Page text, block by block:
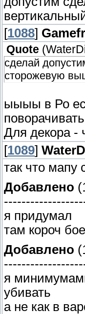
[1088]
Quote (
сделай
сторожевую
ыыыы в Ро
Для декора -
[1089]
так что мапу
Добавлено
я придумал
там короч
Добавлено
я
убивать
а не как в